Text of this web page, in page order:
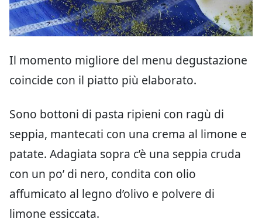
Il momento migliore del menu degustazione
coincide con il piatto più elaborato.
Sono bottoni di pasta ripieni con ragù di
seppia, mantecati con una crema al limone e
patate. Adagiata sopra c’è una seppia cruda
con un po’ di nero, condita con olio
affumicato al legno d’olivo e polvere di
limone essiccata.